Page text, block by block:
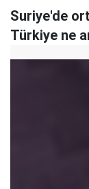
Suriye'de
Türkiye ne